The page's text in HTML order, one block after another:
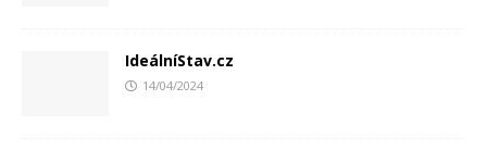
IdeálníStav.cz
14/04/2024